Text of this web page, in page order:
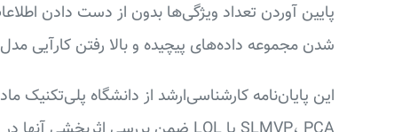
پایین آوردن تعداد ویژگی‌ها بدون از دست دادن
شدن مجموعه داده‌های پیچیده و بالا رفتن کارآیی
این پایان‌نامه کارشناسی‌ارشد از دانشگاه